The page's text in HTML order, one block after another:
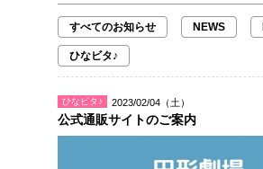
すべてのお知らせ NEWS
ひなビタ♪
2023/02/04（土）
ひなビタ♪
公式通販サイトのご案内